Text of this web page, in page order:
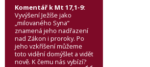
Komentář k Mt 17,1-9:
Vyvýšení Ježíše jako
„milovaného Syna“
znamená jeho nadřazení
nad Zákon i proroky. Po
jeho vzkříšení můžeme
toto vidění domýšlet a vidět
nově. K čemu nás vybízí?